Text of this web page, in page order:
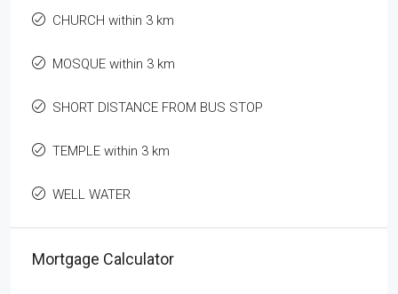
CHURCH within 3 km
MOSQUE within 3 km
SHORT DISTANCE FROM BUS STOP
TEMPLE within 3 km
WELL WATER
Mortgage Calculator